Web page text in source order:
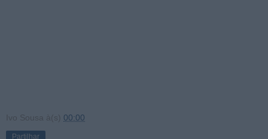
Ivo Sousa à(s) 00:00
Partilhar